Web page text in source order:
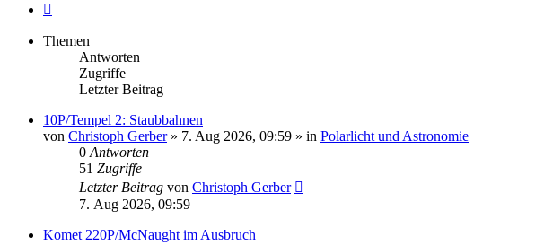
Themen
Antworten
Zugriffe
Letzter Beitrag
10P/Tempel 2: Staubbahnen
von Christoph Gerber» 7. Aug 2026, 09:59 » in Polarlicht und Astronomie
0 Antworten
51 Zugriffe
Letzter Beitrag von Christoph Gerber
7. Aug 2026, 09:59
Komet 220P/McNaught im Ausbruch